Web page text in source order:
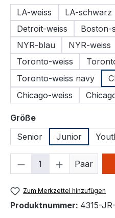
LA-weiss
LA-schwarz
Detroit-weiss
Boston-
NYR-blau
NYR-weiss
Toronto-weiss
Toronto-weiss navy
Chicago-weiss
Größeauswählen
Senior
Junior
Produkt Anzahl:
Paar
Zum Merkzettel hinzufügen
Produktnummer: 4315-